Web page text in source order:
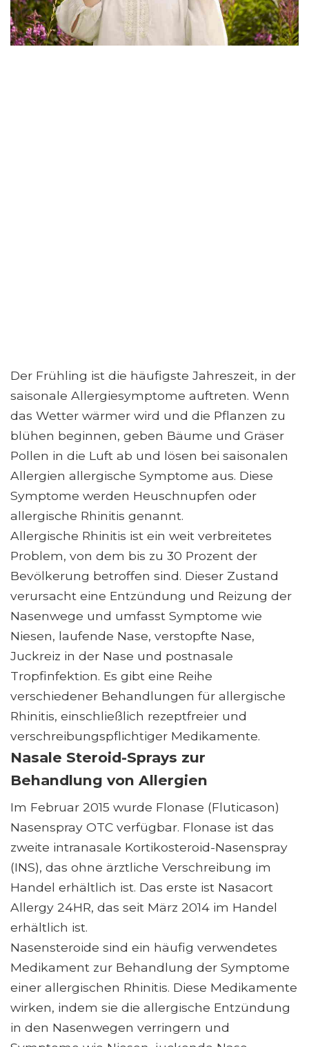
Der Frühling ist die häufigste Jahreszeit, in der
saisonale Allergiesymptome auftreten. Wenn
das Wetter wärmer wird und die Pflanzen zu
blühen beginnen, geben Bäume und Gräser
Pollen in die Luft ab und lösen bei saisonalen
Allergien allergische Symptome aus. Diese
Symptome werden Heuschnupfen oder
allergische Rhinitis genannt.
Allergische Rhinitis ist ein weit verbreitetes
Problem, von dem bis zu 30 Prozent der
Bevölkerung betroffen sind. Dieser Zustand
verursacht eine Entzündung und Reizung der
Nasenwege und umfasst Symptome wie
Niesen, laufende Nase, verstopfte Nase,
Juckreiz in der Nase und postnasale
Tropfinfektion. Es gibt eine Reihe
verschiedener Behandlungen für allergische
Rhinitis, einschließlich rezeptfreier und
verschreibungspflichtiger Medikamente.
Nasale Steroid-Sprays zur
Behandlung von Allergien
Im Februar 2015 wurde Flonase (Fluticason)
Nasenspray OTC verfügbar. Flonase ist das
zweite intranasale Kortikosteroid-Nasenspray
(INS), das ohne ärztliche Verschreibung im
Handel erhältlich ist. Das erste ist Nasacort
Allergy 24HR, das seit März 2014 im Handel
erhältlich ist.
Nasensteroide sind ein häufig verwendetes
Medikament zur Behandlung der Symptome
einer allergischen Rhinitis. Diese Medikamente
wirken, indem sie die allergische Entzündung
in den Nasenwegen verringern und